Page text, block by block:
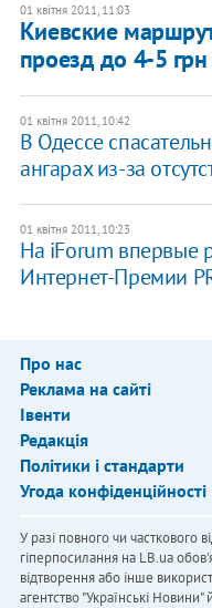
01 квітня 2011, 11:03
Киевские
проезд до 4-5 грн
01 квітня 2011, 10:42
В Одессе
ангарах из-за
01 квітня 2011, 10:23
На iForum впервые
Интернет-Премии
Про нас
Реклама на сайті
Івенти
Редакція
Політики і стандарти
Угода конфіденційності
У разі повного чи часткового
гіперпосилання на LB.ua
відтворення або інше
агентство "Українськi Новини"